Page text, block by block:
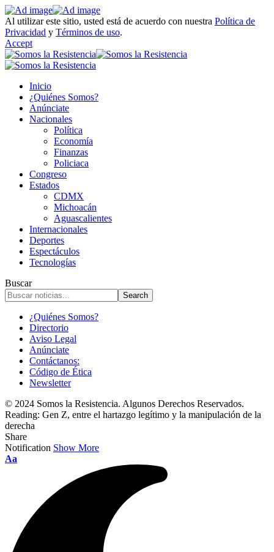
Al utilizar este sitio, usted está de acuerdo con nuestra Política de
Privacidad y Términos de uso.
Accept
Inicio
¿Quiénes Somos?
Anúnciate
Nacionales
Política
Economía
Finanzas
Policiaca
Congreso
Estados
CDMX
Michoacán
Aguascalientes
Internacionales
Deportes
Espectáculos
Tecnologías
Buscar
¿Quiénes Somos?
Directorio
Aviso Legal
Anúnciate
Contáctanos:
Código de Ética
Newsletter
© 2024 Somos la Resistencia. Algunos Derechos Reservados.
Reading: Gen Z, entre el hartazgo legítimo y la manipulación de la
derecha
Share
Notification Show More
Font
Aa